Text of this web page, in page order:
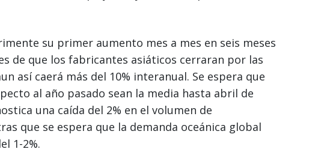
su primer aumento mes a mes en seis meses
de que los fabricantes asiáticos cerraran por las
así caerá más del 10% interanual. Se espera que
al año pasado sean la media hasta abril de
una caída del 2% en el volumen de
que se espera que la demanda oceánica global
1-2%.